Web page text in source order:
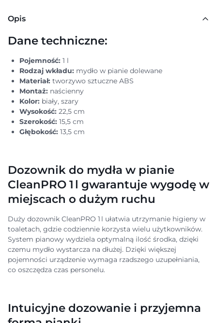
Opis
Dane techniczne:
Pojemność: 1 l
Rodzaj wkładu: mydło w pianie dolewane
Materiał: tworzywo sztuczne ABS
Montaż: naścienny
Kolor: biały, szary
Wysokość: 22,5 cm
Szerokość: 15,5 cm
Głębokość: 13,5 cm
Dozownik do mydła w pianie
CleanPRO 1 l gwarantuje wygodę w
miejscach o dużym ruchu
Duży dozownik CleanPRO 1 l ułatwia utrzymanie higieny w
toaletach, gdzie codziennie korzysta wielu użytkowników.
System pianowy wydziela optymalną ilość środka, dzięki
czemu mydło wystarcza na dłużej. Dzięki większej
pojemności urządzenie wymaga rzadszego uzupełniania,
co oszczędza czas personelu.
Intuicyjne dozowanie i przyjemna